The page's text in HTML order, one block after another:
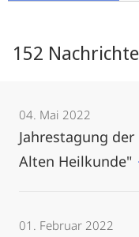
152
04. Mai 2022
Jahrestagung
Alten Heilkunde"
01. Februar 2022